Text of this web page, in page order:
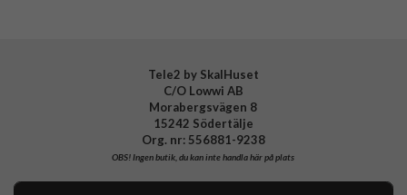
Tele2 by SkalHuset
C/O Lowwi AB
Morabergsvägen 8
15242 Södertälje
Org. nr: 556881-9238
OBS!Ingen butik, du kan inte handla här på plats